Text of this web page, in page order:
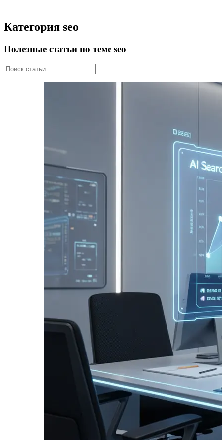
Категория seo
Полезные статьи по теме seo